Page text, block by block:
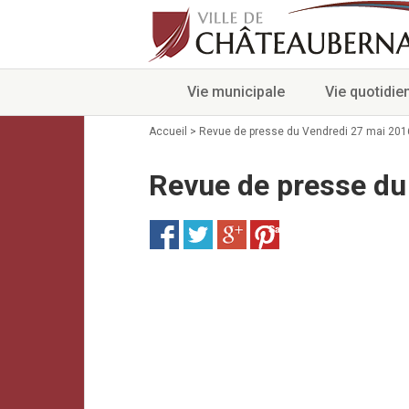
Vie municipale Vie
Accueil > Revue de presse du Vendredi 27 mai
Revue de presse
Save